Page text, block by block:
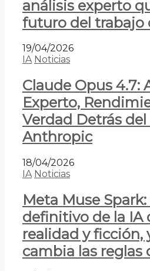
análisis experto
futuro del trabajo
19/04/2026
IA Noticias
Claude Opus 4.7:
Experto,
Verdad Detrás
Anthropic
18/04/2026
IA Noticias
Meta Muse
definitivo de la IA
realidad y ficción,
cambia las reglas